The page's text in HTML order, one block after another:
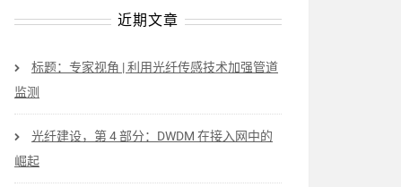
近期文章
标题：专家视角 | 利用光纤传感技术加强管道
监测
光纤建设，第 4 部分：DWDM 在接入网中的
崛起